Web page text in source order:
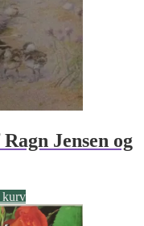
Jensen og